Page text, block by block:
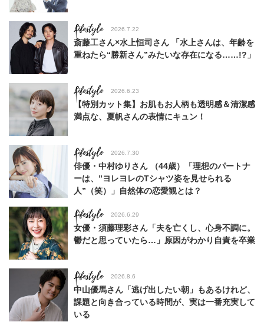
Lifestyle 2026.7.22
斎藤工さん×水上恒司さん 「水上さんは、年齢を
重ねたら“勝新さん”みたいな存在になる……!?」
Lifestyle 2026.6.23
【特別カット集】お肌もお人柄も透明感＆清潔感
満点な、夏帆さんの表情にキュン！
Lifestyle 2026.7.30
俳優・中村ゆりさん （44歳）「理想のパートナ
ーは、”ヨレヨレのTシャツ姿を見せられる
人”（笑）」自然体の恋愛観とは？
Lifestyle 2026.6.29
女優・須藤理彩さん「夫を亡くし、心身不調に。
鬱だと思っていたら…」原因がわかり自責を卒業
Lifestyle 2026.8.6
中山優馬さん「逃げ出したい朝」もあるけれど、
課題と向き合っている時間が、実は一番充実して
いる